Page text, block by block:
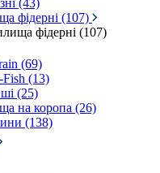
(43)
фідерні (107)
фідерні (107)
(69)
(13)
(25)
на коропа (26)
(138)